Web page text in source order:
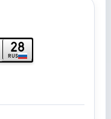
28
RUS